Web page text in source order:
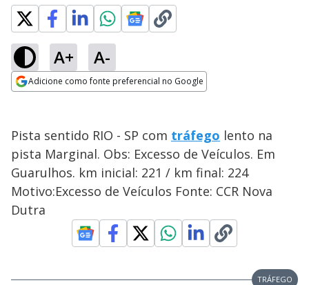
A+ A-
Adicione como fonte preferencial no Google
Pista sentido RIO - SP com tráfego lento na
pista Marginal. Obs: Excesso de Veículos. Em
Guarulhos. km inicial: 221 / km final: 224
Motivo:Excesso de Veículos Fonte: CCR Nova
Dutra
TRÁFEGO